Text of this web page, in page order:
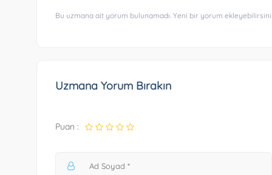
Bu uzmana ait yorum bulunamadı. Yeni bir yorum
Uzmana Yorum Bırakın
Puan :